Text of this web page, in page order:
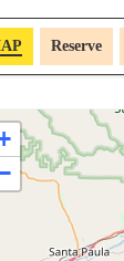
Reserve